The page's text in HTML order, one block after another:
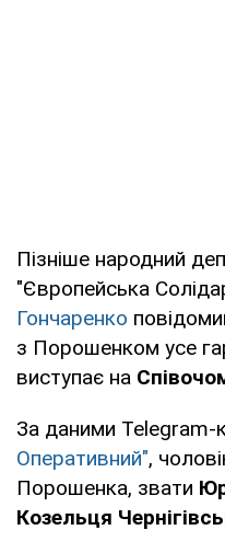
Пізніше народний
"Європейська
Гончаренко
з Порошенком усе
виступає на
За даними Telegram-
Оперативний",
Порошенка, звати
Козельця